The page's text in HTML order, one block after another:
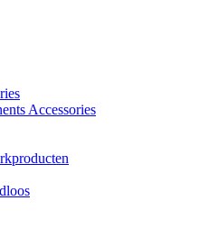
Accessories